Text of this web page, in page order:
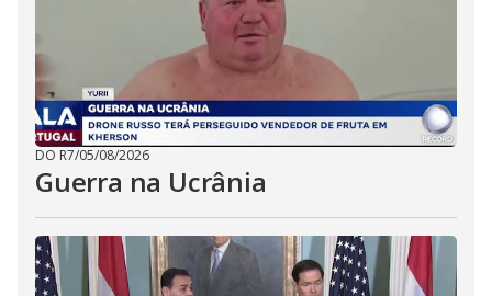
DO R7/05/08/2026
Guerra na Ucrânia